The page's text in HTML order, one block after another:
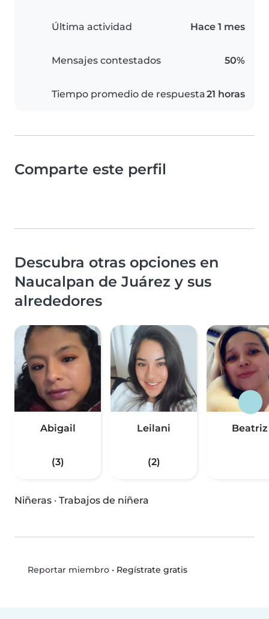
Última actividad Hace 1 mes
Mensajes contestados 50%
Tiempo promedio de respuesta21 horas
Comparte este perfil
Descubra otras opciones en
Naucalpan de Juárez y sus
alrededores
Abigail
(3)
Leilani
(2)
Beatriz
Niñeras · Trabajos de niñera
Reportar miembro• Regístrate gratis